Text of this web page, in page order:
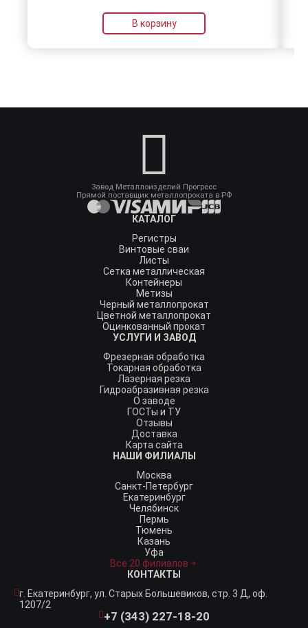
В корзину
Завод Металлоизделий Прогресс
Прямой поставщик металлопроката в РФ
КАТАЛОГ
Регистры
Винтовые сваи
Листы
Сетка металлическая
Контейнеры
Метизы
Черный металлопрокат
Цветной металлопрокат
Оцинкованный прокат
УСЛУГИ И ЗАВОД
Фрезерная обработка
Токарная обработка
Лазерная резка
Гидроабразивная резка
О заводе
ГОСТы и ТУ
Отзывы
Доставка
Карта сайта
НАШИ ФИЛИАЛЫ
Москва
Санкт-Петербург
Екатеринбург
Челябинск
Пермь
Тюмень
Казань
Уфа
Все 20 филиалов
КОНТАКТЫ
г. Екатеринбург, ул. Старых Большевиков, стр. 3 Д, оф.
1207/2
+7 (343) 227-18-20